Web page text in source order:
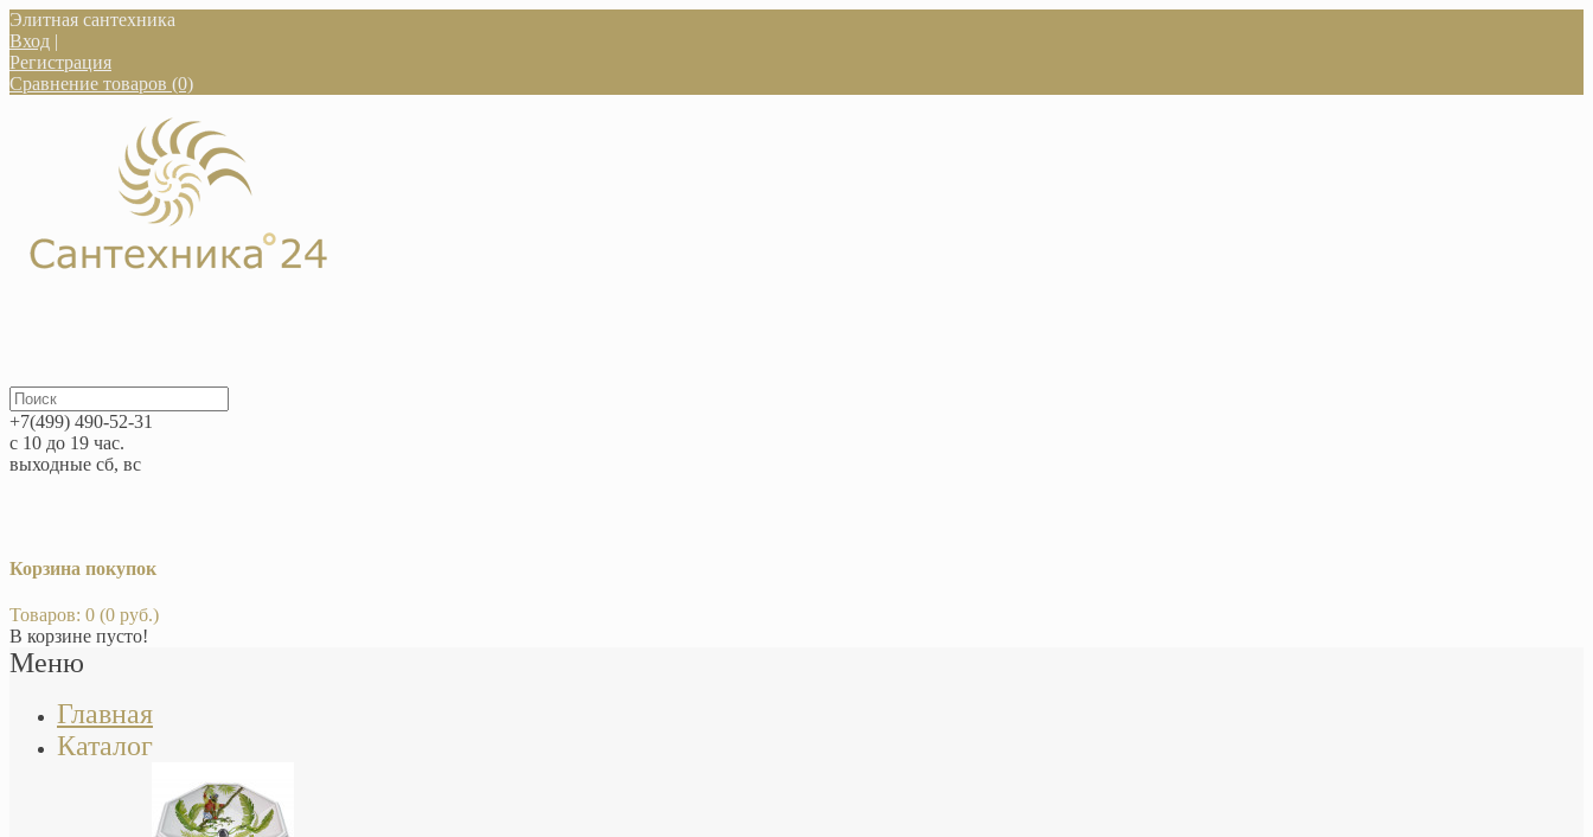
Элитная сантехника
Вход |
Регистрация
Сравнение товаров (0)
+7(499) 490-52-31
с 10 до 19 час.
выходные сб, вс
Корзина покупок
Товаров: 0 (0 руб.)
В корзине пусто!
Меню
Главная
Каталог